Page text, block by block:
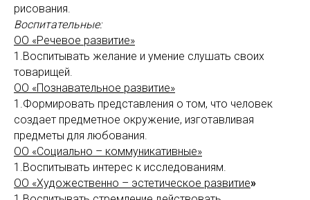
рисования.
Воспитательные:
ОО «Речевое развитие»
1.Воспитывать желание и умение слушать своих
товарищей.
ОО «Познавательное развитие»
1.Формировать представления о том, что человек
создает предметное окружение, изготавливая
предметы для любования.
ОО «Социально – коммуникативные»
1.Воспитывать интерес к исследованиям.
ОО «Художественно – эстетическое развитие»